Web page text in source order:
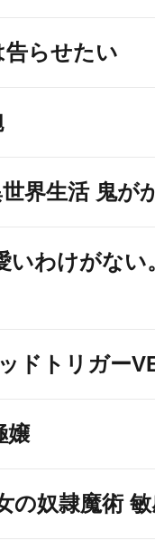
らせたい
界生活 鬼が
いわけがない
ドトリガー
嬢
の奴隷魔術